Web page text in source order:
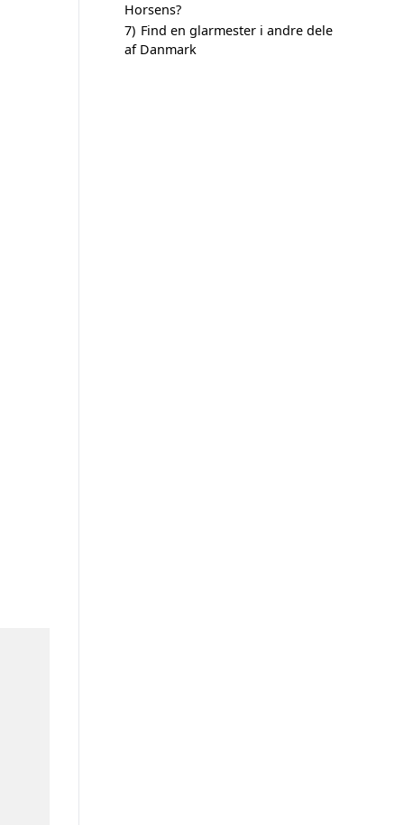
Horsens?
7) Find en glarmester i andre dele
af Danmark